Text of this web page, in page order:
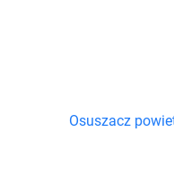
Osuszacz